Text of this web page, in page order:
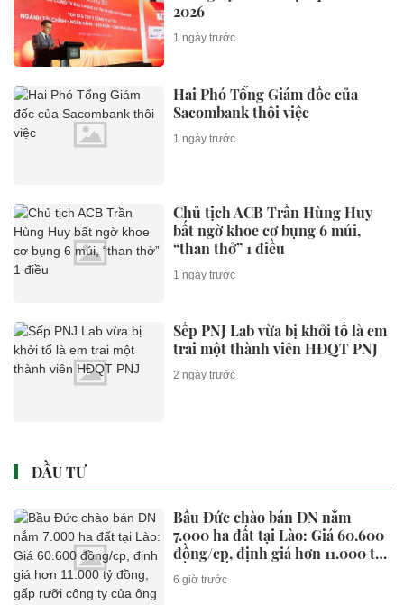
2026
1 ngày trước
Hai Phó Tổng Giám đốc của
Sacombank thôi việc
1 ngày trước
Chủ tịch ACB Trần Hùng Huy
bất ngờ khoe cơ bụng 6 múi,
“than thở” 1 điều
1 ngày trước
Sếp PNJ Lab vừa bị khởi tố là em
trai một thành viên HĐQT PNJ
2 ngày trước
ĐẦU TƯ
Bầu Đức chào bán DN nắm
7.000 ha đất tại Lào: Giá 60.600
đồng/cp, định giá hơn 11.000 tỷ
đồng, gấp rưỡi công ty của ông
Trần Bá Dương
6 giờ trước